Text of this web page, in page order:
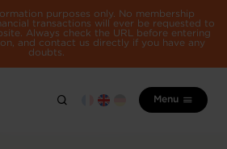
purposes only. No membership
transactions will ever be requested to
Always check the URL before entering
and contact us directly if you have any
doubts.
Menu